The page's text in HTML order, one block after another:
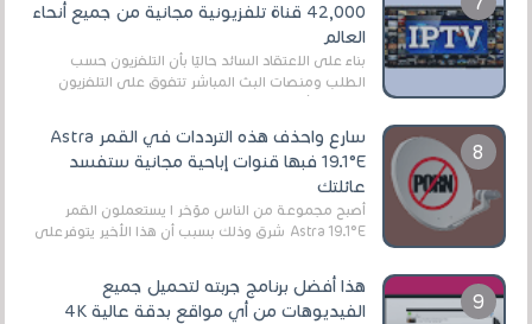
42,000 قناة تلفزيونية مجانية من جميع أنحاء
العالم
بناءً على الاعتقاد السائد حاليًا بأن التلفزيون حسب
الطلب ومنصات البث المباشر تتفوق على التلفزيون
سارع واحذف هذه الترددات في القمر Astra
19.1°E فبها قنوات إباحية مجانية ستفسد
عائلتك
أصبح مجموعة من الناس مؤخر ا يستعملون القمر
Astra 19.1°E شرق وذلك بسبب أن هذا الأخير يتوفرعلى
هذا أفضل برنامج جربته لتحميل جميع
الفيديوهات من أي مواقع بدقة عالية 4K